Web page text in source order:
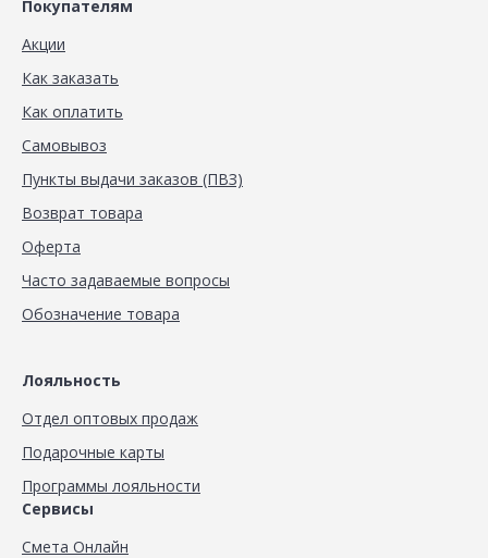
Покупателям
Акции
Как заказать
Как оплатить
Самовывоз
Пункты выдачи заказов (ПВЗ)
Возврат товара
Оферта
Часто задаваемые вопросы
Обозначение товара
Лояльность
Отдел оптовых продаж
Подарочные карты
Программы лояльности
Сервисы
Смета Онлайн